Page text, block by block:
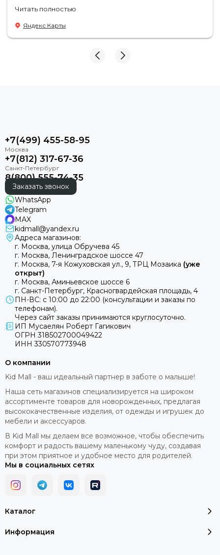
Читать полностью
Яндекс Карты
+7(499) 455-58-95
+7(812) 317-67-36
8(800) 555-74-35
Заказать звонок
WhatsApp
Telegram
MAX
kidmall@yandex.ru
Адреса магазинов:
г. Москва, улица Обручева 45
г. Москва, Ленинградское шоссе 47
г. Москва, 7-я Кожуховская ул., 9, ТРЦ Мозаика (уже
открыт)
г. Москва, Аминьевское шоссе 6
г. Санкт-Петербург, Красногвардейская площадь, 4
ПН-ВС: с 10:00 до 22:00 (консультации и заказы по
телефонам).
Через сайт заказы принимаются круглосуточно.
ИП Мусаелян Роберт Гагикович
ОГРН 318502700049422
ИНН 330570773948
Каталог
Информация
О компании
Kid Mall - ваш идеальный партнер в заботе о малыше!
Наша сеть магазинов специализируется на широком
ассортименте товаров для новорожденных, предлагая
высококачественные изделия, от одежды и игрушек до
мебели и аксессуаров.
В Kid Mall мы делаем все возможное, чтобы обеспечить
комфорт и радость вашему маленькому чуду, создавая
при этом приятное и удобное место для родителей.
Мы в социальных сетях